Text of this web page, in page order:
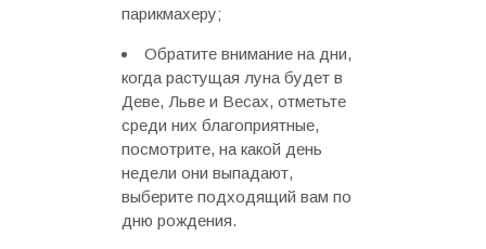
парикмахеру;
Обратите внимание на дни,
когда растущая луна будет в
Деве, Льве и Весах, отметьте
среди них благоприятные,
посмотрите, на какой день
недели они выпадают,
выберите подходящий вам по
дню рождения.